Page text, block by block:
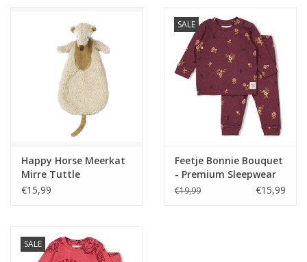
Happy Horse Meerkat
Mirre Tuttle
€15,99
SALE
Feetje Bonnie Bouquet
- Premium Sleepwear
by Feetje Wijn melange
€19,99 €15,99
SALE